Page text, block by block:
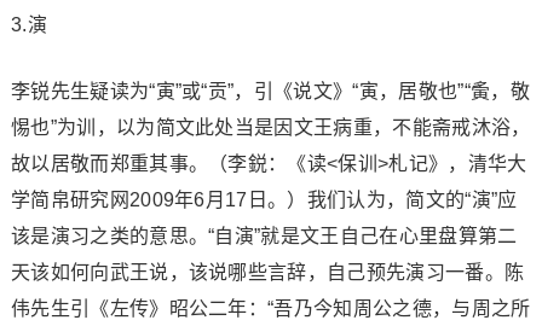
3.演
李锐先生疑读为“寅”或“贡”，引《说文》“寅，居敬也”“夤，敬
惕也”为训，以为简文此处当是因文王病重，不能斋戒沐浴，
故以居敬而郑重其事。（李鋭：《读<保训>札记》，清华大
学简帛研究网2009年6月17日。）我们认为，简文的“演”应
该是演习之类的意思。“自演”就是文王自己在心里盘算第二
天该如何向武王说，该说哪些言辞，自己预先演习一番。陈
伟先生引《左传》昭公二年：“吾乃今知周公之德，与周之所